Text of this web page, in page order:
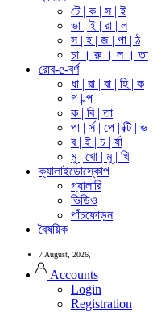
টে | ক | স | ই
ভা | ই | রা | ল
স | হ | জ | পা | ঠ
চা । রু । ল । তা
রোব-e-বর্ণ
ধা | রা | বা | হি | ক
গ | ল্প
ক | বি | তা
পা | র্স | পে | ক্টি | ভ
ব | ই | চ | র্যা
মু | খো | মু | খি
ক্যালাইডোস্কোপ
গ্যালারি
ভিডিও
পাঁচফোড়ন
বৈষয়িক
7 August, 2026,
Accounts
Login
Registration